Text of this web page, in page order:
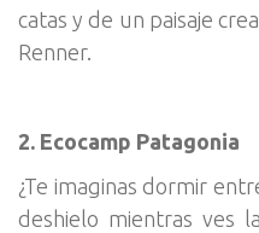
catas y de un paisaje
Renner.
2. Ecocamp Patagonia
¿Te imaginas dormir
deshielo mientras ves